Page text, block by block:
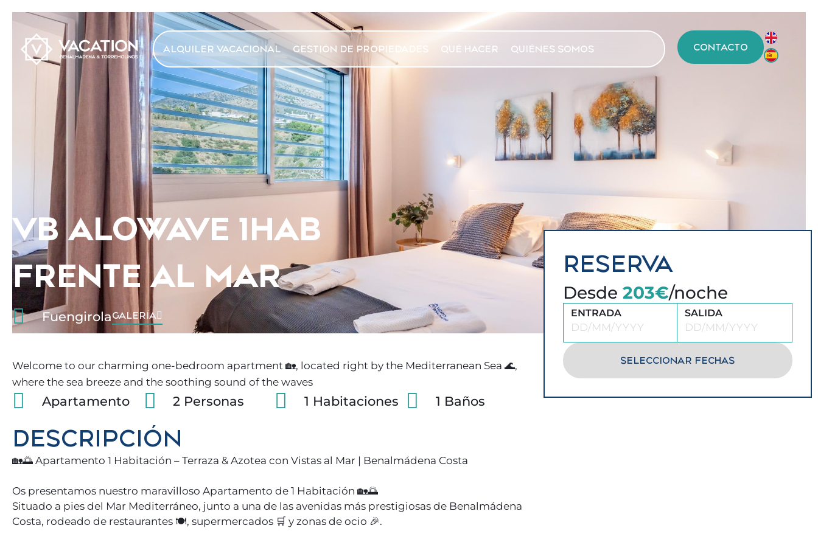
ALQUILER VACACIONAL GESTIÓN DE PROPIEDADES QUÉ HACER QUIÉNES SOMOS CONTACTO
VB ALOWAVE 1HAB
FRENTE AL MAR
FuengirolaGALERÍA
Welcome to our charming one-bedroom apartment 🏡, located right by the Mediterranean Sea 🌊,
where the sea breeze and the soothing sound of the waves
Apartamento 2 Personas 1 Habitaciones 1 Baños
DESCRIPCIÓN
🏡🌅 Apartamento 1 Habitación – Terraza & Azotea con Vistas al Mar | Benalmádena Costa
Os presentamos nuestro maravilloso Apartamento de 1 Habitación 🏡🌅
Situado a pies del Mar Mediterráneo, junto a una de las avenidas más prestigiosas de Benalmádena
Costa, rodeado de restaurantes 🍽️, supermercados 🛒 y zonas de ocio 🎉.
RESERVA
Desde 203€/noche
ENTRADA SALIDA
SELECCIONAR FECHAS